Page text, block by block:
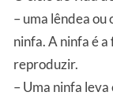
– uma lêndea ou
ninfa. A ninfa é
reproduzir.
– Uma ninfa